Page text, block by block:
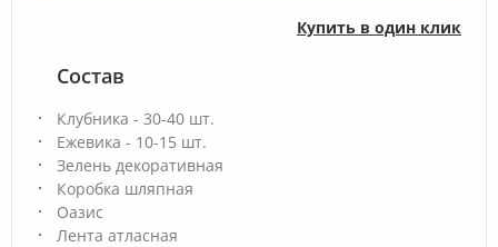
Купить в один клик
Состав
Клубника - 30-40 шт.
Ежевика - 10-15 шт.
Зелень декоративная
Коробка шляпная
Оазис
Лента атласная